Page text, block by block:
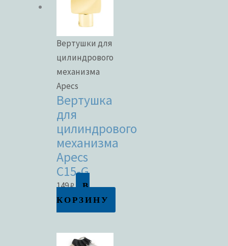
Вертушки для
цилиндрового
механизма
Apecs
Вертушка
для
цилиндрового
механизма
Apecs
C15-G
149₽
В
КОРЗИНУ